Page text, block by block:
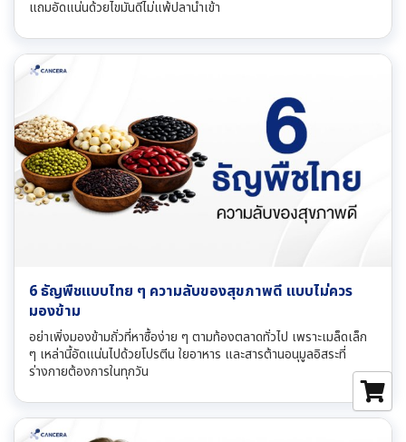
แถมอัดแน่นด้วยไขมันดีไม่แพ้ปลานำเข้า
6 ธัญพืชแบบไทย ๆ ความลับของสุขภาพดี แบบไม่ควร
มองข้าม
อย่าเพิ่งมองข้ามถั่วที่หาซื้อง่าย ๆ ตามท้องตลาดทั่วไป เพราะเมล็ดเล็ก
ๆ เหล่านี้อัดแน่นไปด้วยโปรตีน ใยอาหาร และสารต้านอนุมูลอิสระที่
ร่างกายต้องการในทุกวัน